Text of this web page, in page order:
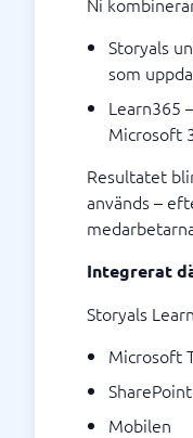
Storyals
som
Learn365
Microsoft
Resultatet
används –
Integrerat
Storyals
Microsoft
SharePoint
Mobilen